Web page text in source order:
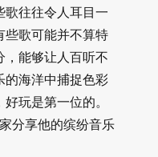
往往令人耳目一
些歌可能并不算特
能够让人百听不
的海洋中捕捉色彩
玩是第一位的。
分享他的缤纷音乐